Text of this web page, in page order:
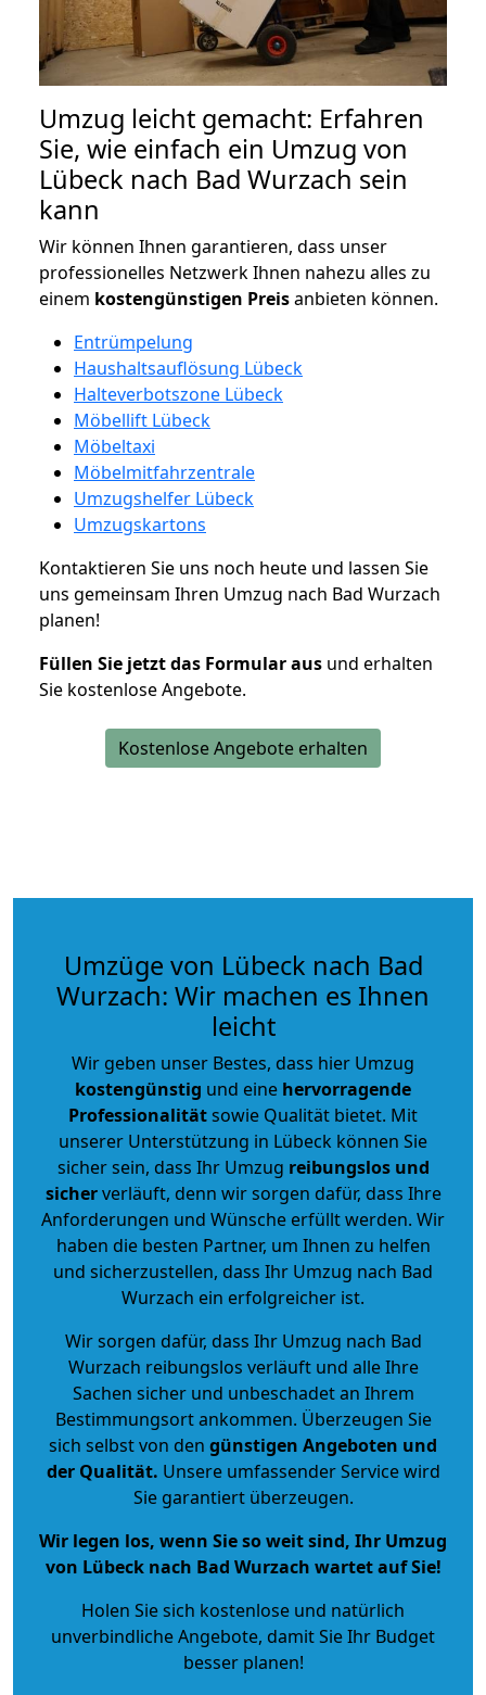
Umzug leicht gemacht: Erfahren
Sie, wie einfach ein Umzug von
Lübeck nach Bad Wurzach sein
kann
Wir können Ihnen garantieren, dass unser
professionelles Netzwerk Ihnen nahezu alles zu
einem kostengünstigen Preisanbieten können.
Entrümpelung
Haushaltsauflösung Lübeck
Halteverbotszone Lübeck
Möbellift Lübeck
Möbeltaxi
Möbelmitfahrzentrale
Umzugshelfer Lübeck
Umzugskartons
Kontaktieren Sie uns noch heute und lassen Sie
uns gemeinsam Ihren Umzug nach Bad Wurzach
planen!
Füllen Sie jetzt das Formular aus und erhalten
Sie kostenlose Angebote.
Kostenlose Angebote erhalten
Umzüge von Lübeck nach Bad
Wurzach: Wir machen es Ihnen
leicht
Wir geben unser Bestes, dass hier Umzug
kostengünstig und eine hervorragende
Professionalitätsowie Qualität bietet. Mit
unserer Unterstützung in Lübeck können Sie
sicher sein, dass Ihr Umzug reibungslos und
sicherverläuft, denn wir sorgen dafür, dass Ihre
Anforderungen und Wünsche erfüllt werden. Wir
haben die besten Partner, um Ihnen zu helfen
und sicherzustellen, dass Ihr Umzug nach Bad
Wurzach ein erfolgreicher ist.
Wir sorgen dafür, dass Ihr Umzug nach Bad
Wurzach reibungslos verläuft und alle Ihre
Sachen sicher und unbeschadet an Ihrem
Bestimmungsort ankommen. Überzeugen Sie
sich selbst von den günstigen Angeboten und
der Qualität. Unsere umfassender Service wird
Sie garantiert überzeugen.
Wir legen los, wenn Sie so weit sind, Ihr Umzug
von Lübeck nach Bad Wurzach wartet auf Sie!
Holen Sie sich kostenlose und natürlich
unverbindliche Angebote, damit Sie Ihr Budget
besser planen!